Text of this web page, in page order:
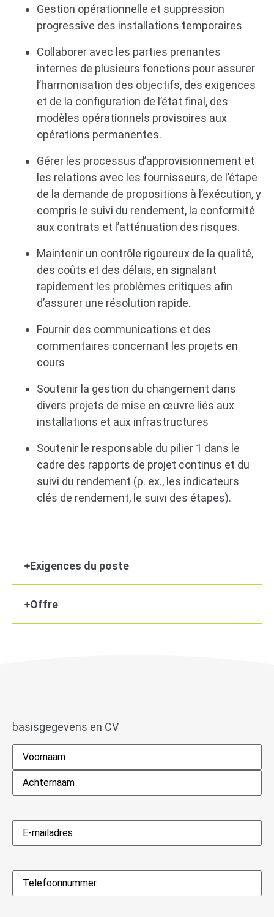
Gestion opérationnelle et suppression
progressive des installations temporaires
Collaborer avec les parties prenantes
internes de plusieurs fonctions pour assurer
l’harmonisation des objectifs, des exigences
et de la configuration de l’état final, des
modèles opérationnels provisoires aux
opérations permanentes.
Gérer les processus d’approvisionnement et
les relations avec les fournisseurs, de l’étape
de la demande de propositions à l’exécution, y
compris le suivi du rendement, la conformité
aux contrats et l’atténuation des risques.
Maintenir un contrôle rigoureux de la qualité,
des coûts et des délais, en signalant
rapidement les problèmes critiques afin
d’assurer une résolution rapide.
Fournir des communications et des
commentaires concernant les projets en
cours
Soutenir la gestion du changement dans
divers projets de mise en œuvre liés aux
installations et aux infrastructures
Soutenir le responsable du pilier 1 dans le
cadre des rapports de projet continus et du
suivi du rendement (p. ex., les indicateurs
clés de rendement, le suivi des étapes).
Exigences du poste
Offre
basisgegevens en CV
Naam*
E-
mailadres*
Telefoon*